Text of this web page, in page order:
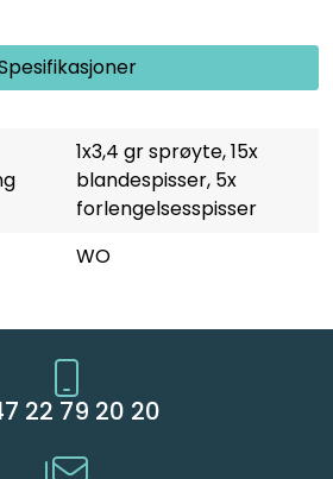
1x3,4 gr sprøyte, 15x
blandespisser, 5x
forlengelsesspisser
WO
22 79 20 20